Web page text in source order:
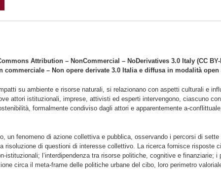
Attribution – NonCommercial – NoDerivatives 3.0 Italy (CC BY-
– Non opere derivate 3.0 Italia e diffusa in modalità open
su ambiente e risorse naturali, si relazionano con aspetti culturali e
attori istituzionali, imprese, attivisti ed esperti intervengono, ciascuno
formalmente condiviso dagli attori e apparentemente a-
un fenomeno di azione collettiva e pubblica, osservando i percorsi di
di questioni di interesse collettivo. La ricerca fornisce risposte
l’interdipendenza tra risorse politiche, cognitive e finanziarie;
circa il meta-frame delle politiche urbane del cibo, loro perimetro